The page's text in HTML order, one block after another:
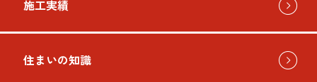
お問い
施工実績
住まいの知識